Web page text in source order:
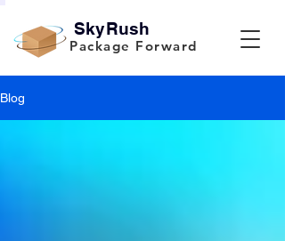
SkyRush
Package Forward
Blog